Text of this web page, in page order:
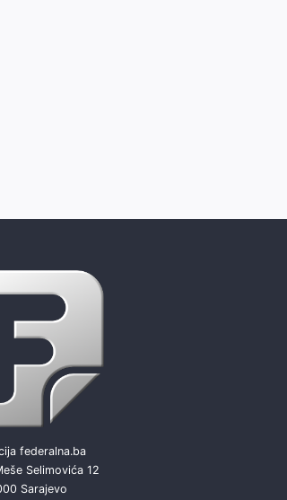
federalna.ba
Selimovića 12
Sarajevo